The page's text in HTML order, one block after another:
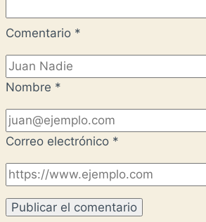
Comentario *
Nombre *
Correo electrónico *